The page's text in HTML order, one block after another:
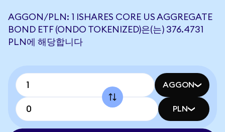
AGGON/PLN: 1 ISHARES CORE US AGGREGATE
BOND ETF (ONDO TOKENIZED)은(는) 376.4731
PLN에 해당합니다
AGGON
PLN